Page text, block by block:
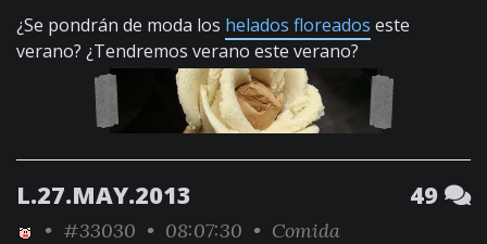
¿Se pondrán de moda los helados floreados este
verano? ¿Tendremos verano este verano?
L.27.MAY.2013 49
• #33030 • 08:07:30 • Comida